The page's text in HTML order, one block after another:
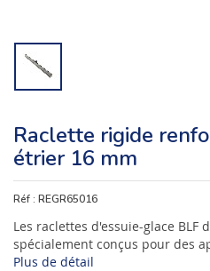
Raclette rigide
étrier 16 mm
Réf : REGR65016
Les raclettes d'essuie-glace BLF
spécialement conçus pour des
Plus de détail